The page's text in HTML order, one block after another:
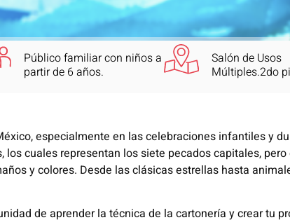
Público familiar con niños a
partir de 6 años.
Salón de Usos
Múltiples.2do
especialmente en las celebraciones infantiles y
cuales representan los siete pecados capitales,
y colores. Desde las clásicas estrellas hasta
de aprender la técnica de la cartonería y crear tu